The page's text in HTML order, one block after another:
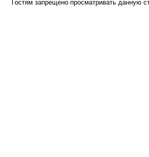
Гостям запрещено просматривать данную